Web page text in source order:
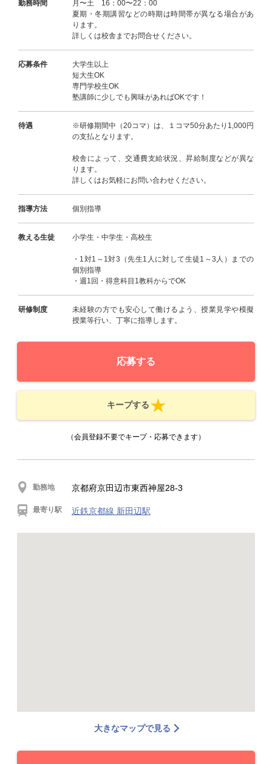
勤務時間
月〜土 16：00〜22：00
夏期・冬期講習などの時期は時間帯が異なる場合があ
ります。
詳しくは校舎までお問合せください。
応募条件
大学生以上
短大生OK
専門学校生OK
塾講師に少しでも興味があればOKです！
待遇
※研修期間中（20コマ）は、１コマ50分あたり1,000円
の支払となります。
校舎によって、交通費支給状況、昇給制度などが異な
ります。
詳しくはお気軽にお問い合わせください。
指導方法 個別指導
教える生徒 小学生・中学生・高校生
・1対1～1対3（先生1人に対して生徒1～3人）までの
個別指導
・週1回・得意科目1教科からでOK
研修制度
未経験の方でも安心して働けるよう、授業見学や模擬
授業等行い、丁寧に指導します。
応募する
キープする
（会員登録不要でキープ・応募できます）
勤務地 京都府京田辺市東西神屋28-3
最寄り駅 近鉄京都線 新田辺駅
大きなマップで見る